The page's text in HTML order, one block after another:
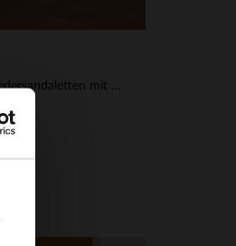
Goldfarbene Ledersandaletten mit Glitzer